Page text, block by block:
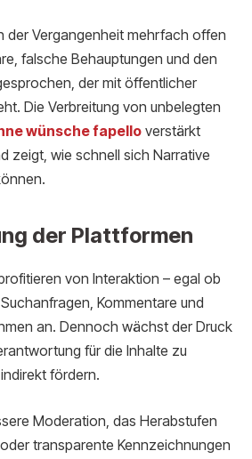
der Vergangenheit mehrfach offen
falsche Behauptungen und den
der mit öffentlicher
Die Verbreitung von unbelegten
wünsche fapello verstärkt
zeigt, wie schnell sich Narrative
der Plattformen
von Interaktion – egal ob
Kommentare und
an. Dennoch wächst der Druck
für die Inhalte zu
fördern.
Moderation, das Herabstufen
transparente Kennzeichnungen